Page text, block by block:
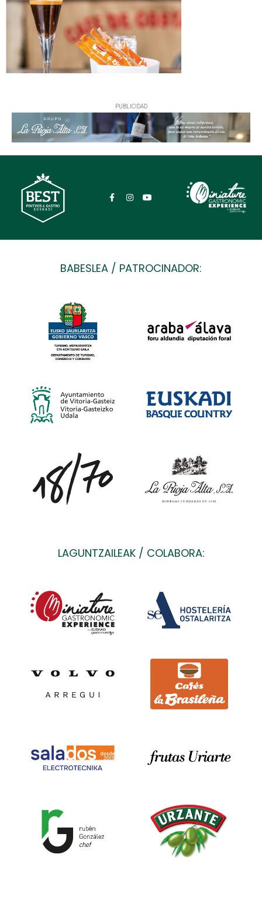
PUBLICIDAD
BABESLEA / PATROCINADOR:
LAGUNTZAILEAK / COLABORA: